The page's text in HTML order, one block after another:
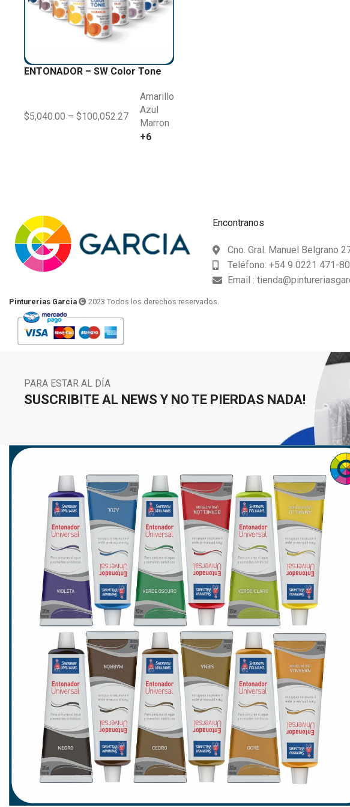
ENTONADOR – SW Color Tone
$5,040.00 – $100,052.27
Amarillo
Azul
Marron
+6
Encontranos
Cno. Gral. Manuel Belgrano
Teléfono: +54 9 0221 471-
Email :
Pinturerias Garcia 2023 Todos los derechos reservados.
PARA ESTAR AL DÍA
SUSCRIBITE AL NEWS Y NO TE PIERDAS NADA!